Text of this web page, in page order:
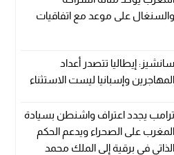
والسنغال على موعد مع اتفاقيات
سانشيز: إيطاليا تتصدر أعداد
المهاجرين وإسبانيا ليست الاستثناء
ترامب يجدد اعتراف واشنطن بسيادة
المغرب على الصحراء ويدعم الحكم
الذاتي في برقية إلى الملك محمد